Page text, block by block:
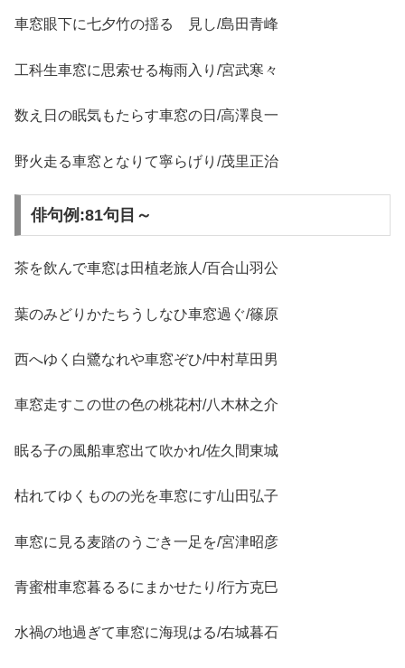
車窓眼下に七夕竹の揺るゝ見し/島田青峰
工科生車窓に思索せる梅雨入り/宮武寒々
数え日の眠気もたらす車窓の日/高澤良一
野火走る車窓となりて寧らげり/茂里正治
俳句例:81句目～
茶を飲んで車窓は田植老旅人/百合山羽公
葉のみどりかたちうしなひ車窓過ぐ/篠原
西へゆく白鷺なれや車窓ぞひ/中村草田男
車窓走すこの世の色の桃花村/八木林之介
眠る子の風船車窓出て吹かれ/佐久間東城
枯れてゆくものの光を車窓にす/山田弘子
車窓に見る麦踏のうごき一足を/宮津昭彦
青蜜柑車窓暮るるにまかせたり/行方克巳
水禍の地過ぎて車窓に海現はる/右城暮石